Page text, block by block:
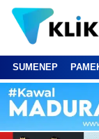
SUMENEP